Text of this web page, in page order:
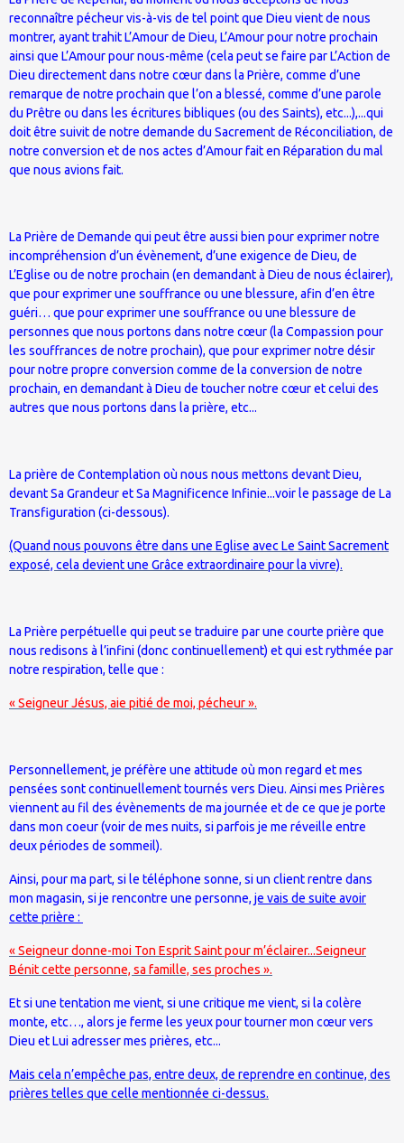
reconnaître pécheur vis-à-vis de tel point que Dieu vient de nous
montrer, ayant trahit L’Amour de Dieu, L’Amour pour notre prochain
ainsi que L’Amour pour nous-même (cela peut se faire par L’Action de
Dieu directement dans notre cœur dans la Prière, comme d’une
remarque de notre prochain que l’on a blessé, comme d’une parole
du Prêtre ou dans les écritures bibliques (ou des Saints), etc...),...qui
doit être suivit de notre demande du Sacrement de Réconciliation, de
notre conversion et de nos actes d’Amour fait en Réparation du mal
que nous avions fait.
La Prière de Demande qui peut être aussi bien pour exprimer notre
incompréhension d’un évènement, d’une exigence de Dieu, de
L’Eglise ou de notre prochain (en demandant à Dieu de nous éclairer),
que pour exprimer une souffrance ou une blessure, afin d’en être
guéri… que pour exprimer une souffrance ou une blessure de
personnes que nous portons dans notre cœur (la Compassion pour
les souffrances de notre prochain), que pour exprimer notre désir
pour notre propre conversion comme de la conversion de notre
prochain, en demandant à Dieu de toucher notre cœur et celui des
autres que nous portons dans la prière, etc...
La prière de Contemplation où nous nous mettons devant Dieu,
devant Sa Grandeur et Sa Magnificence Infinie...voir le passage de La
Transfiguration (ci-dessous).
(Quand nous pouvons être dans une Eglise avec Le Saint Sacrement
exposé, cela devient une Grâce extraordinaire pour la vivre).
La Prière perpétuelle qui peut se traduire par une courte prière que
nous redisons à l’infini (donc continuellement) et qui est rythmée par
notre respiration, telle que :
« Seigneur Jésus, aie pitié de moi, pécheur ».
Personnellement, je préfère une attitude où mon regard et mes
pensées sont continuellement tournés vers Dieu. Ainsi mes Prières
viennent au fil des évènements de ma journée et de ce que je porte
dans mon coeur (voir de mes nuits, si parfois je me réveille entre
deux périodes de sommeil).
Ainsi, pour ma part, si le téléphone sonne, si un client rentre dans
mon magasin, si je rencontre une personne, je vais de suite avoir
cette prière :
« Seigneur donne-moi Ton Esprit Saint pour m’éclairer...Seigneur
Bénit cette personne, sa famille, ses proches ».
Et si une tentation me vient, si une critique me vient, si la colère
monte, etc…, alors je ferme les yeux pour tourner mon cœur vers
Dieu et Lui adresser mes prières, etc...
Mais cela n’empêche pas, entre deux, de reprendre en continue, des
prières telles que celle mentionnée ci-dessus.